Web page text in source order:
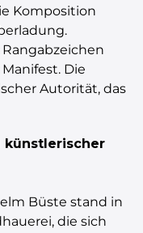
Komposition
Die
Autorität, das
künstlerischer
Büste stand in
die sich